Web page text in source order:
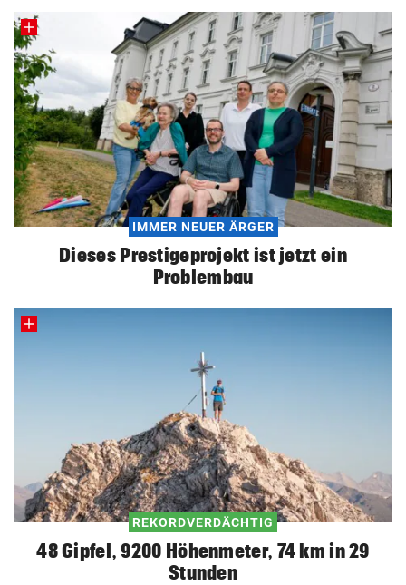
IMMER NEUER ÄRGER
Dieses Prestigeprojekt ist jetzt ein
Problembau
REKORDVERDÄCHTIG
48 Gipfel, 9200 Höhenmeter, 74 km in 29
Stunden